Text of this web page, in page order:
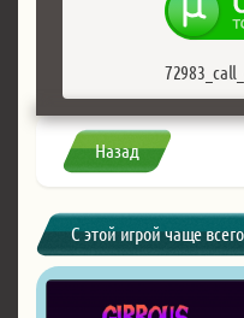
Назад
С этой игрой чаще